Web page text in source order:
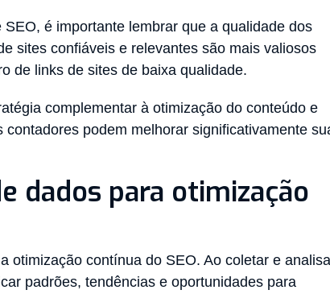
é importante lembrar que a qualidade dos
sites confiáveis e relevantes são mais valiosos
de links de sites de baixa qualidade.
complementar à otimização do conteúdo e
podem melhorar significativamente
dados para otimização
otimização contínua do SEO. Ao coletar e
padrões, tendências e oportunidades para